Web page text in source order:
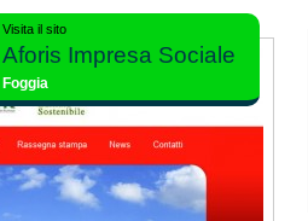
Visita il sito
Aforis Impresa Sociale
Foggia